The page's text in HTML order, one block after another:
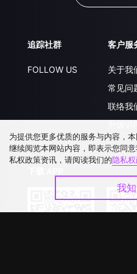
追踪社群
FOLLOW US
客户服
关于我
常见问
联络我
为提供您更多优质的服务与内容，
继续阅览本网站内容，即表示您同
私权政策资讯，请阅读我们的隐私
我